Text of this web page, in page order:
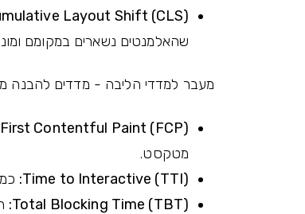
Layout Shift (CLS):
שהאלמנטים נשארים במקומם
מעבר למדדי הליבה - מדדים להבנה
First Contentful Paint (FCP):
מטקסט.
Time to Interactive (TTI):
Total Blocking Time (TBT):